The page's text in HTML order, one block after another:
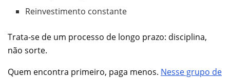
Reinvestimento constante
Trata-se de um processo de longo prazo: disciplina,
não sorte.
Quem encontra primeiro, paga menos. Nesse grupo de